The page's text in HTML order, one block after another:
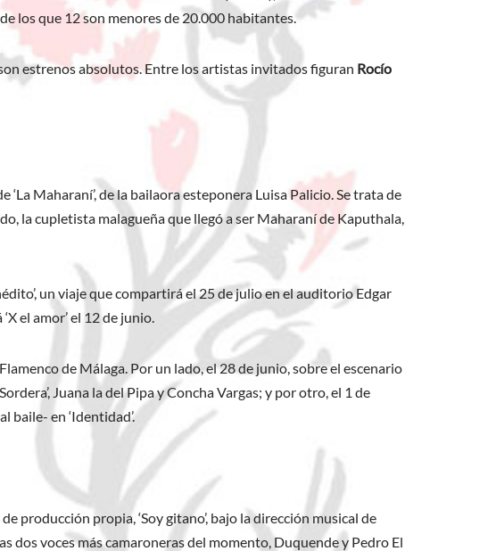
los que 12 son menores de 20.000 habitantes.
estrenos absolutos. Entre los artistas invitados figuran Rocío
Maharaní’, de la bailaora esteponera Luisa Palicio. Se trata de
la cupletista malagueña que llegó a ser Maharaní de Kaputhala,
un viaje que compartirá el 25 de julio en el auditorio Edgar
el amor’ el 12 de junio.
de Málaga. Por un lado, el 28 de junio, sobre el escenario
Juana la del Pipa y Concha Vargas; y por otro, el 1 de
baile- en ‘Identidad’.
producción propia, ‘Soy gitano’, bajo la dirección musical de
dos voces más camaroneras del momento, Duquende y Pedro El